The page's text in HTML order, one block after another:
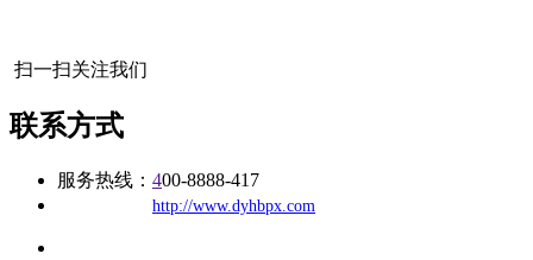
扫一扫关注我们
联系方式
服务热线： 400-8888-417
http://www.dyhbpx.com